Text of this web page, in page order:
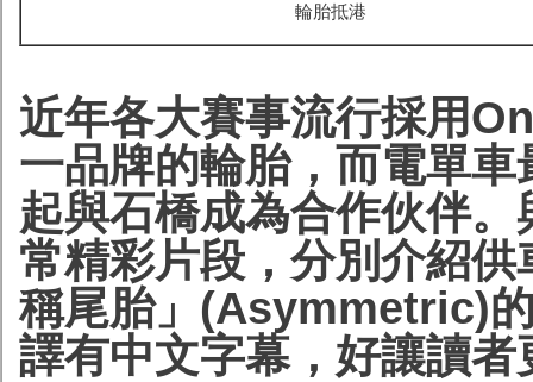
輪胎抵港
近年各大賽事流行採用
一品牌的輪胎，而電單
起與石橋成為合作伙伴
常精彩片段，分別介紹
稱尾胎」(Asymmetric)
譯有中文字幕，好讓讀